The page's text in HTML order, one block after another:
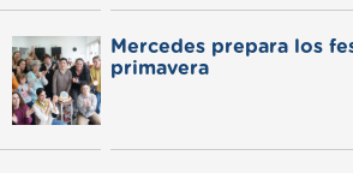
Mercedes prepara los
primavera